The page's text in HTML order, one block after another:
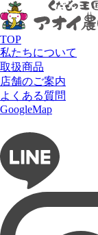
TOP
私たちについて
取扱商品
フルーツショッ
タルト専門店
ネットショップ
店舗のご案内
よくある質問
GoogleMap
HOME 商品